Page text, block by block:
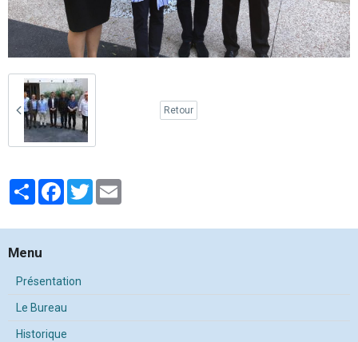
Retour
PartagerFacebook
Twitter
Menu
Présentation
Le Bureau
Historique